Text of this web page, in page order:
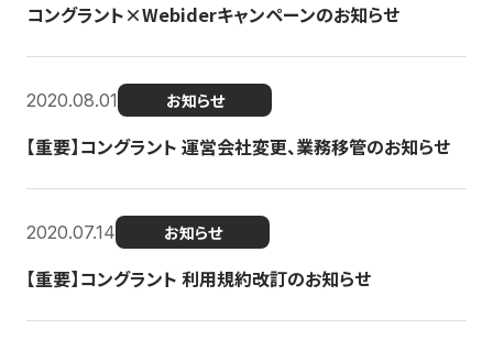
コングラント×Webiderキャンペーンのお知らせ
2020.08.01 お知らせ
【重要】コングラント 運営会社変更、業務移管のお知らせ
2020.07.14 お知らせ
【重要】コングラント 利用規約改訂のお知らせ